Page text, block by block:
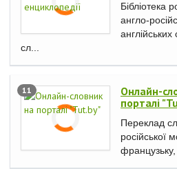
Бібліотека
англо-
сл...
11
Онлайн-
порталі
Переклад
російської
французьку,